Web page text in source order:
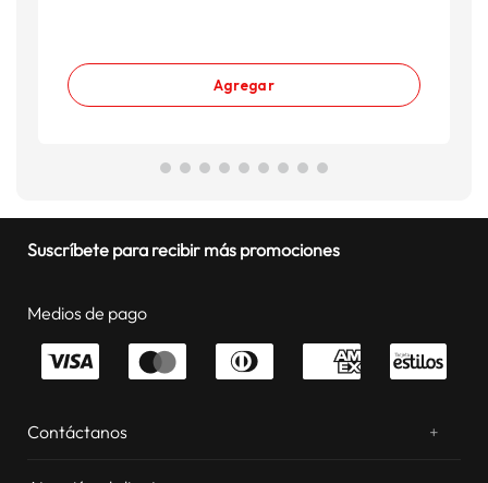
Agregar
Suscríbete para recibir más promociones
Medios de pago
Contáctanos +